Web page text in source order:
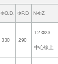
ΦO.D. ΦP.D. N-ΦZ
330 290
12-Φ23
中心線上